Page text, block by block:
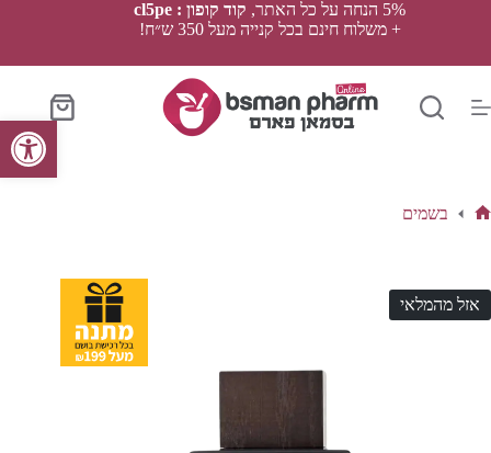
פתח סרגל נגישות
5% הנחה על כל האתר,
קוד קופון : cl5pe
+ משלוח חינם בכל קנייה מעל 350 ש״ח!
סל
הקניות
בשמים
אזל מהמלאי